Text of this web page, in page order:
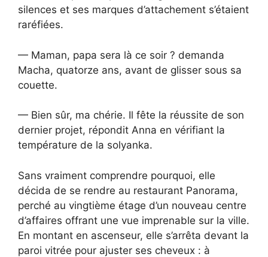
silences et ses marques d’attachement s’étaient
raréfiées.
— Maman, papa sera là ce soir ? demanda
Macha, quatorze ans, avant de glisser sous sa
couette.
— Bien sûr, ma chérie. Il fête la réussite de son
dernier projet, répondit Anna en vérifiant la
température de la solyanka.
Sans vraiment comprendre pourquoi, elle
décida de se rendre au restaurant Panorama,
perché au vingtième étage d’un nouveau centre
d’affaires offrant une vue imprenable sur la ville.
En montant en ascenseur, elle s’arrêta devant la
paroi vitrée pour ajuster ses cheveux : à